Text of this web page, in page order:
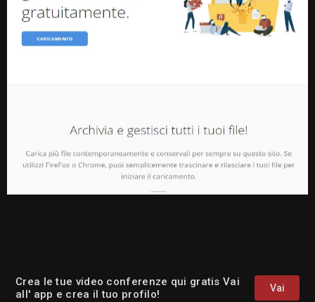
Crea le tue video conferenze qui gratis Vai
all' app e crea il tuo profilo!
Vai